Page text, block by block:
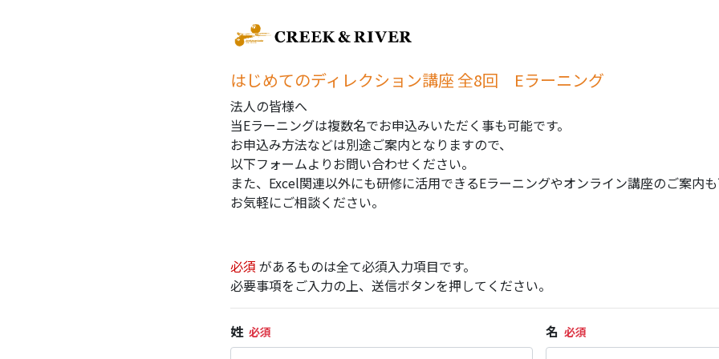
はじめてのディレクション講座 全8回 Eラーニング
法人の皆様へ
当Eラーニングは複数名でお申込みいただく事も可能です。
お申込み方法などは別途ご案内となりますので、
以下フォームよりお問い合わせください。
また、Excel関連以外にも研修に活用できるEラーニングやオンライン講座のご案内も
お気軽にご相談ください。
必須 があるものは全て必須入力項目です。
必要事項をご入力の上、送信ボタンを押してください。
姓 名